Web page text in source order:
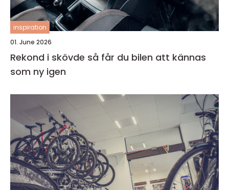
inspiration
01. June 2026
Rekond i skövde så får du bilen att kännas
som ny igen